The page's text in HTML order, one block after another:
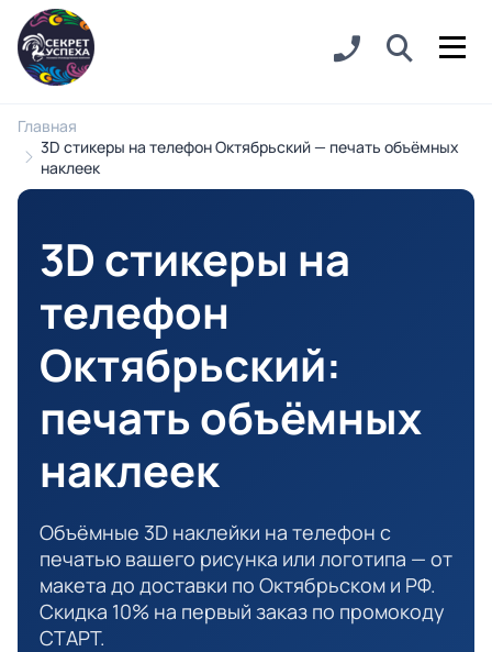
Главная
3D стикеры на телефон Октябрьский — печать объёмных
наклеек
3D стикеры на
телефон
Октябрьский:
печать объёмных
наклеек
Объёмные 3D наклейки на телефон с
печатью вашего рисунка или логотипа — от
макета до доставки по Октябрьском и РФ.
Скидка 10% на первый заказ по промокоду
СТАРТ.